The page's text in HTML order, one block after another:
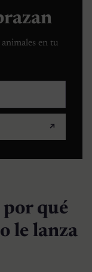
en tu
↗
qué
le lanza